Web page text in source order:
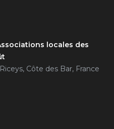
locales des
Côte des Bar, France